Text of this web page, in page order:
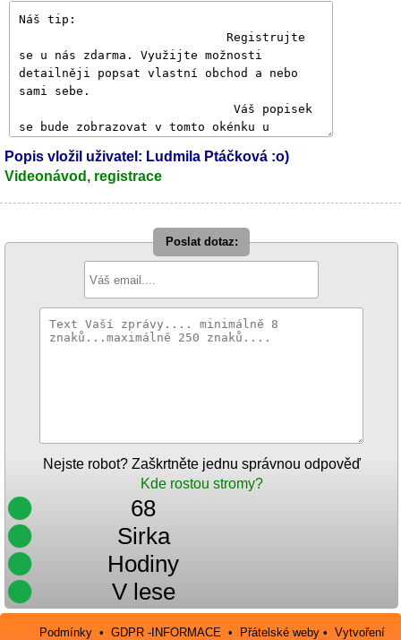
Popis vložil uživatel: Ludmila Ptáčková :o)
Videonávod, registrace
Poslat dotaz:
Nejste robot? Zaškrtněte jednu správnou odpověď
Kde rostou stromy?
68
Sirka
Hodiny
V lese
Podmínky •GDPR -INFORMACE • Přátelské weby •Vytvoření